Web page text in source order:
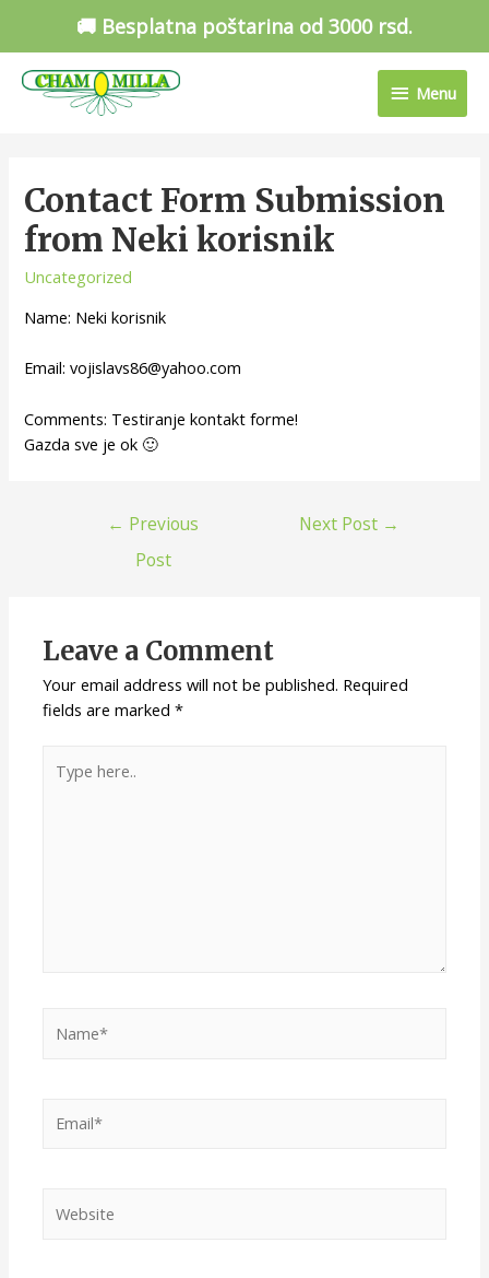
🚚 Besplatna poštarina od 3000 rsd.
Menu
Contact Form Submission
from Neki korisnik
Uncategorized
Name: Neki korisnik
Email: vojislavs86@yahoo.com
Comments: Testiranje kontakt forme!
Gazda sve je ok 🙂
← Previous
Post
Next Post →
Leave a Comment
Your email address will not be published. Required
fields are marked*